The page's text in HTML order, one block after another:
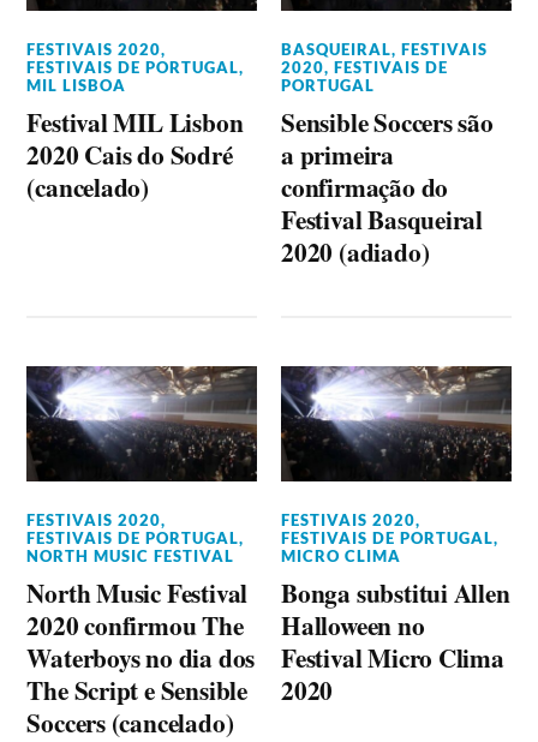
FESTIVAIS 2020,
FESTIVAIS DE PORTUGAL,
MIL LISBOA
Festival MIL Lisbon
2020 Cais do Sodré
(cancelado)
BASQUEIRAL,FESTIVAIS
2020,FESTIVAIS DE
PORTUGAL
Sensible Soccers são
a primeira
confirmação do
Festival Basqueiral
2020 (adiado)
FESTIVAIS 2020,
FESTIVAIS DE PORTUGAL,
NORTH MUSIC FESTIVAL
North Music Festival
2020 confirmou The
Waterboys no dia dos
The Script e Sensible
Soccers (cancelado)
FESTIVAIS 2020,
FESTIVAIS DE PORTUGAL,
MICRO CLIMA
Bonga substitui Allen
Halloween no
Festival Micro Clima
2020